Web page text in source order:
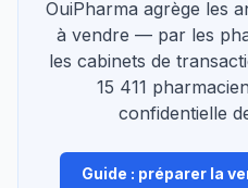
OuiPharma agrège les
à vendre — par les
les cabinets de
15 411
confidentielle
Guide : préparer la